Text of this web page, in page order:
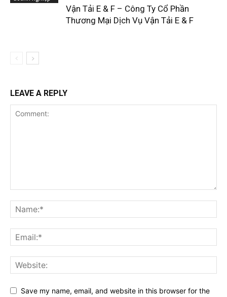
Vận Tải E & F – Công Ty Cổ Phần
Thương Mại Dịch Vụ Vận Tải E & F
LEAVE A REPLY
Save my name, email, and website in this browser for the